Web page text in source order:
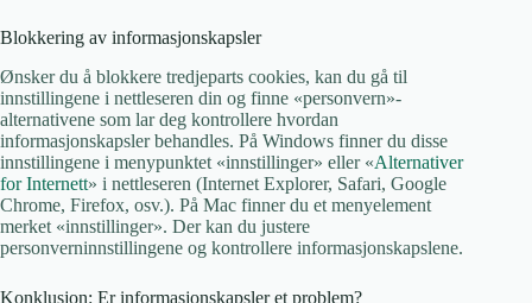
Blokkering av informasjonskapsler
Ønsker du å blokkere tredjeparts cookies, kan du gå til
innstillingene i nettleseren din og finne «personvern»-
alternativene som lar deg kontrollere hvordan
informasjonskapsler behandles. På Windows finner du disse
innstillingene i menypunktet «innstillinger» eller «Alternativer
for Internett» i nettleseren (Internet Explorer, Safari, Google
Chrome, Firefox, osv.). På Mac finner du et menyelement
merket «innstillinger». Der kan du justere
personverninnstillingene og kontrollere informasjonskapslene.
Konklusjon: Er informasjonskapsler et problem?